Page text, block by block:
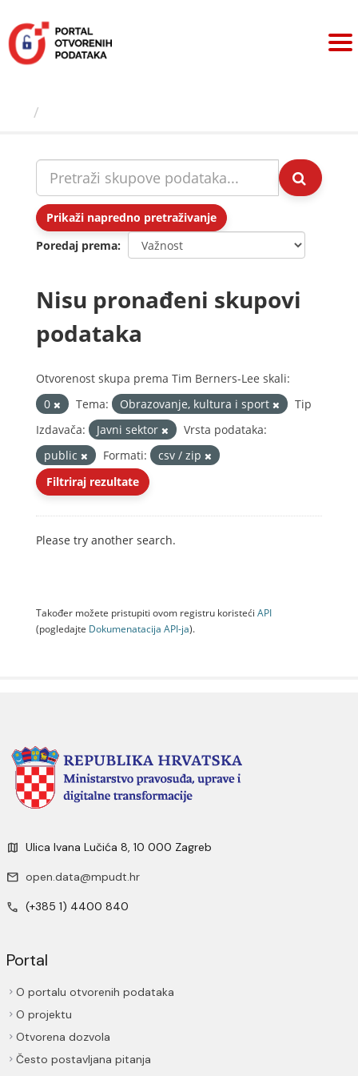
sadržaj
Prikaži napredno pretraživanje
Poredaj prema
Nisu pronađeni skupovi
podataka
Otvorenost skupa prema Tim Berners-Lee skali:
0
Tema: Obrazovanje, kultura i sport
Tip
Izdavača:
Javni sektor
Vrsta podataka:
public
Formati:
csv / zip
Filtriraj rezultate
Please try another search.
Također možete pristupiti ovom registru koristeći API
(pogledajte Dokumenаtаcijа API-jа).